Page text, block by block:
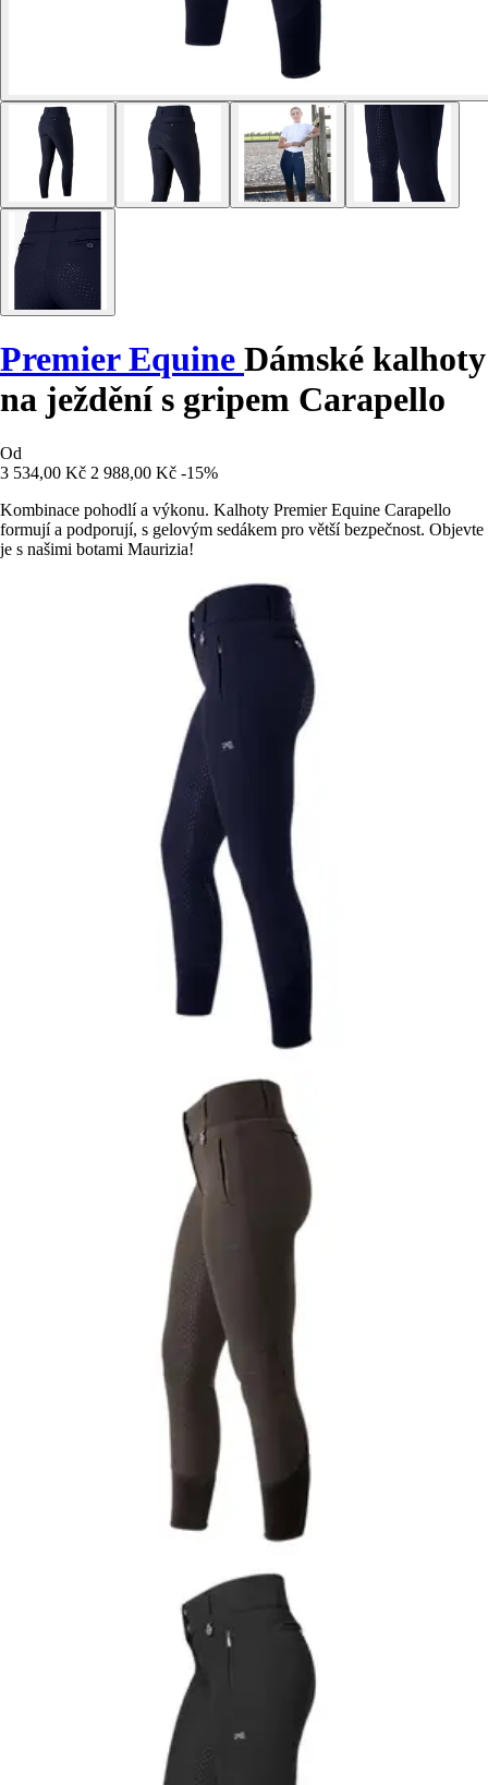
Premier Equine Dámské kalhoty
na ježdění s gripem Carapello
Od
3 534,00 Kč 2 988,00 Kč -15%
Kombinace pohodlí a výkonu. Kalhoty Premier Equine Carapello
formují a podporují, s gelovým sedákem pro větší bezpečnost. Objevte
je s našimi botami Maurizia!